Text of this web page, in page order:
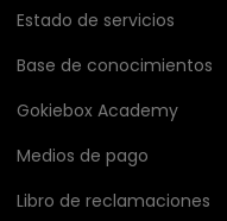
Estado de servicios
Base de conocimientos
Gokiebox Academy
Medios de pago
Libro de reclamaciones